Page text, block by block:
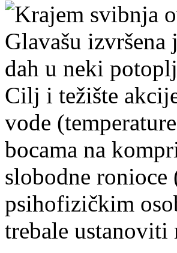
Krajem svibnja
Glavašu izvršena
dah u neki
Cilj i težište
vode
bocama na
slobodne ronioce
psihofizičkim
trebale